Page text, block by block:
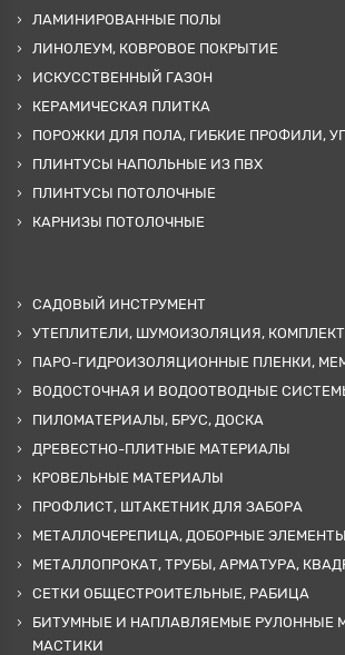
ЛАМИНИРОВАННЫЕ ПОЛЫ
ЛИНОЛЕУМ, КОВРОВОЕ ПОКРЫТИЕ
ИСКУССТВЕННЫЙ ГАЗОН
КЕРАМИЧЕСКАЯ ПЛИТКА
ПОРОЖКИ ДЛЯ ПОЛА, ГИБКИЕ ПРОФИЛИ,
ПЛИНТУСЫ НАПОЛЬНЫЕ ИЗ ПВХ
ПЛИНТУСЫ ПОТОЛОЧНЫЕ
КАРНИЗЫ ПОТОЛОЧНЫЕ
САДОВЫЙ ИНСТРУМЕНТ
УТЕПЛИТЕЛИ, ШУМОИЗОЛЯЦИЯ,
ПАРО-ГИДРОИЗОЛЯЦИОННЫЕ ПЛЕНКИ,
ВОДОСТОЧНАЯ И ВОДООТВОДНЫЕ
ПИЛОМАТЕРИАЛЫ, БРУС, ДОСКА
ДРЕВЕСТНО-ПЛИТНЫЕ МАТЕРИАЛЫ
КРОВЕЛЬНЫЕ МАТЕРИАЛЫ
ПРОФЛИСТ, ШТАКЕТНИК ДЛЯ ЗАБОРА
МЕТАЛЛОЧЕРЕПИЦА, ДОБОРНЫЕ ЭЛЕМЕНТЫ
МЕТАЛЛОПРОКАТ, ТРУБЫ, АРМАТУРА,
СЕТКИ ОБЩЕСТРОИТЕЛЬНЫЕ, РАБИЦА
БИТУМНЫЕ И НАПЛАВЛЯЕМЫЕ РУЛОННЫЕ
МАСТИКИ